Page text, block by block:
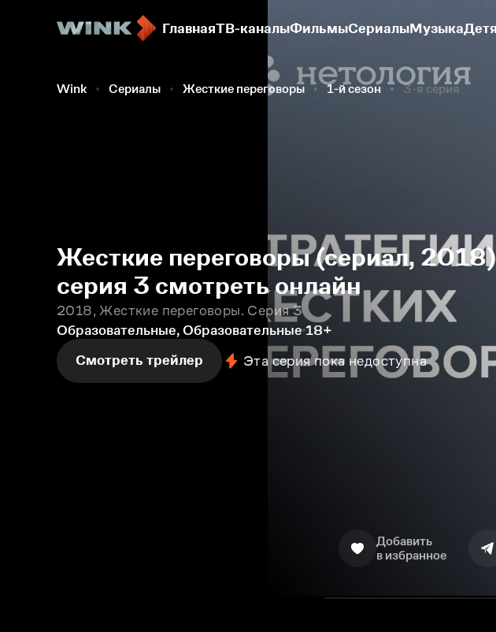
ГлавнаяТВ-каналыФильмыСериалыМузыка
Wink Сериалы Жесткие переговоры 1-й сезон 3-я серия
Жесткие переговоры (сериал,
серия 3 смотреть онлайн
2018, Жесткие переговоры. Серия 3
Образовательные, Образовательные 18+
Смотреть трейлер
Эта серия пока недоступна
Добавить
в избранное